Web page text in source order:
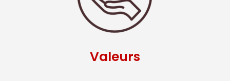
Valeurs